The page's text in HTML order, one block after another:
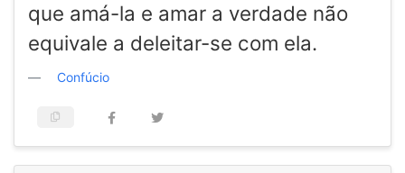
Contato
que amá-la e amar a verdade não
equivale a deleitar-se com ela.
Confúcio